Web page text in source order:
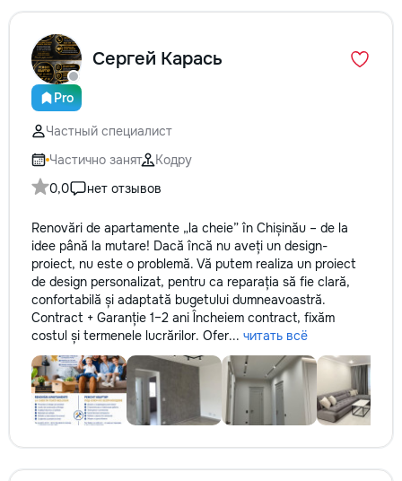
Pro
Сергей Карась
Частный специалист
Частично занят
Кодру
0,0
нет отзывов
Renovări de apartamente „la cheie” în Chișinău – de la
idee până la mutare! Dacă încă nu aveți un design-
proiect, nu este o problemă. Vă putem realiza un proiect
de design personalizat, pentru ca reparația să fie clară,
confortabilă și adaptată bugetului dumneavoastră.
Contract + Garanție 1–2 ani Încheiem contract, fixăm
costul și termenele lucrărilor. Ofer... читать всё